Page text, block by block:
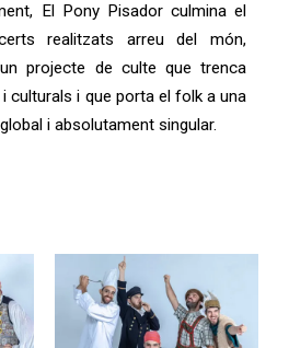
El Pony Pisador culmina el
realitzats arreu del món,
projecte de culte que trenca
culturals i que porta el folk a una
i absolutament singular.